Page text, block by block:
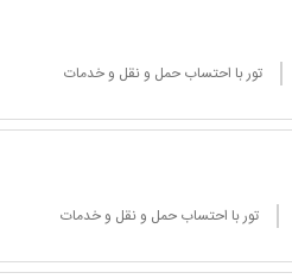
تور با احتساب حمل و نقل و خدمات
تور با احتساب حمل و نقل و خدمات